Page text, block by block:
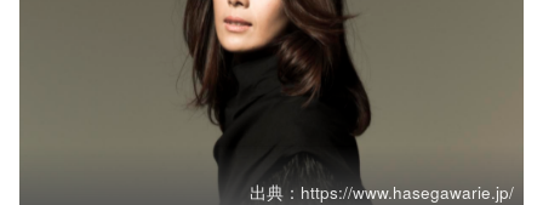
出典：https://www.hasegawarie.jp/